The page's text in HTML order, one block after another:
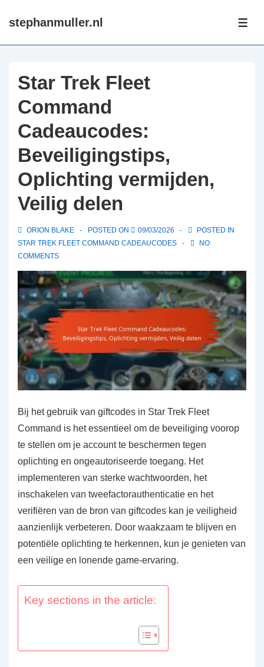
Skipstephanmuller.nl
Star Trek Fleet
Command
Cadeaucodes:
Beveiligingstips,
Oplichting vermijden,
Veilig delen
ORION BLAKE POSTED ON 09/03/2026
POSTED IN
STAR TREK FLEET COMMAND CADEAUCODES
NO
COMMENTS
Bij het gebruik van giftcodes in Star Trek Fleet
Command is het essentieel om de beveiliging voorop
te stellen om je account te beschermen tegen
oplichting en ongeautoriseerde toegang. Het
implementeren van sterke wachtwoorden, het
inschakelen van tweefactorauthenticatie en het
verifiëren van de bron van giftcodes kan je veiligheid
aanzienlijk verbeteren. Door waakzaam te blijven en
potentiële oplichting te herkennen, kun je genieten van
een veilige en lonende game-ervaring.
Key sections in the article: